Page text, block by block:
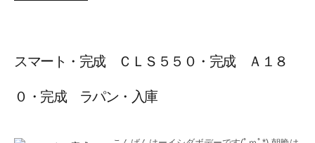
スマート・完成 ＣＬＳ５５０・完成 Ａ１８
０・完成 ラパン・入庫